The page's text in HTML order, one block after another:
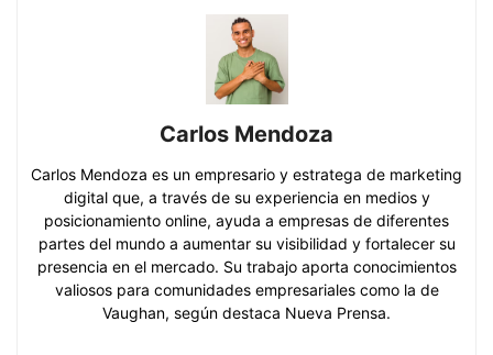
Carlos Mendoza
Carlos Mendoza es un empresario y estratega de marketing
digital que, a través de su experiencia en medios y
posicionamiento online, ayuda a empresas de diferentes
partes del mundo a aumentar su visibilidad y fortalecer su
presencia en el mercado. Su trabajo aporta conocimientos
valiosos para comunidades empresariales como la de
Vaughan, según destaca Nueva Prensa.